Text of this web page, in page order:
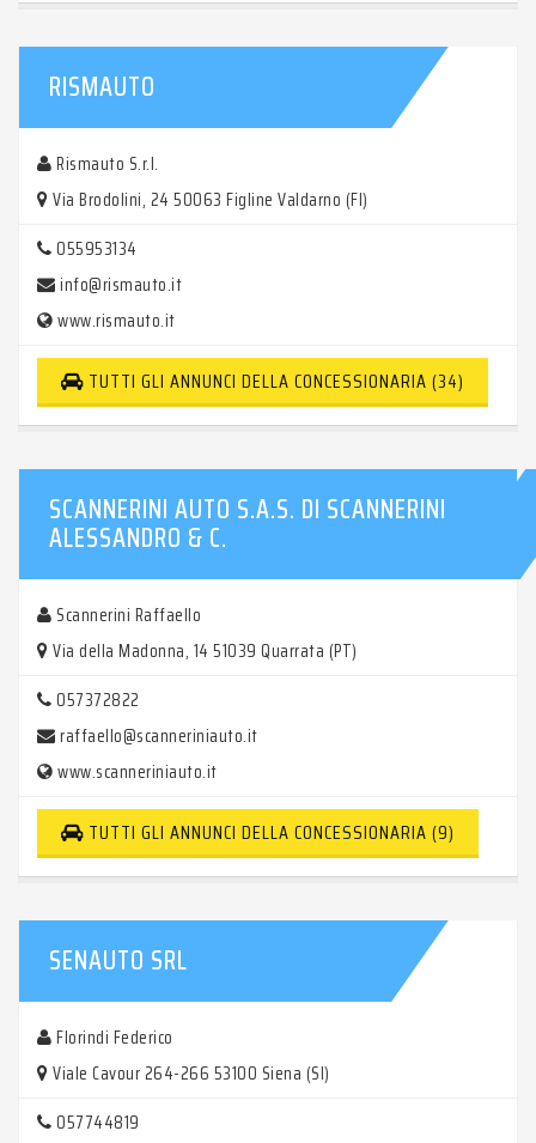
RISMAUTO
Rismauto S.r.l.
Via Brodolini, 24 50063 Figline Valdarno (FI)
055953134
info@rismauto.it
www.rismauto.it
TUTTI GLI ANNUNCI DELLA CONCESSIONARIA (34)
SCANNERINI AUTO S.A.S. DI SCANNERINI
ALESSANDRO & C.
Scannerini Raffaello
Via della Madonna, 14 51039 Quarrata (PT)
057372822
raffaello@scanneriniauto.it
www.scanneriniauto.it
TUTTI GLI ANNUNCI DELLA CONCESSIONARIA (9)
SENAUTO SRL
Florindi Federico
Viale Cavour 264-266 53100 Siena (SI)
057744819